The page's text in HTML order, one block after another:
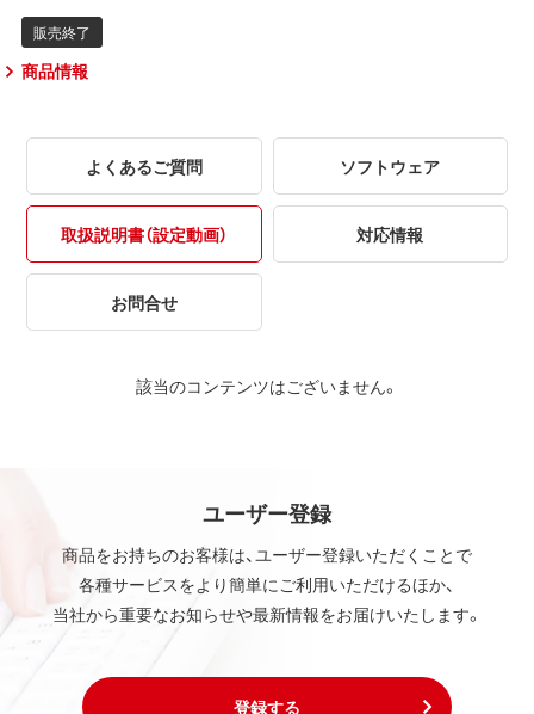
商品情報
よくあるご質問 ソフトウェア
取扱説明書（設定動画） 対応情報
お問合せ
該当のコンテンツはございません。
ユーザー登録
商品をお持ちのお客様は、ユーザー登録いただくことで
各種サービスをより簡単にご利用いただけるほか、
当社から重要なお知らせや最新情報をお届けいたします。
登録する